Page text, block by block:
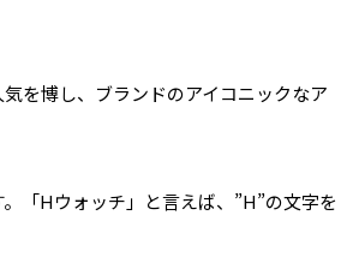
を博し、ブランドのアイコニックなア
「Hウォッチ」と言えば、”H”の文字を